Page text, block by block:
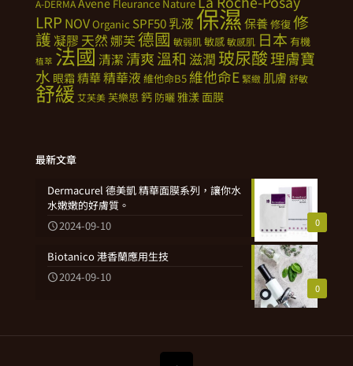
A-DERMAAvene Fleurance Nature
LRP NOVOrganic SPF50乳液 保濕保養修復修
護凝膠 天然娜芙德國 敏弱肌敏感敏感肌 日本 有機
植萃 法國清潔 清爽溫和 滋潤 玻尿酸理膚寶
水 眼霜 精華精華液 維他命B5 維他命E 緊緻 肌膚 舒敏
舒緩 艾芙美芙樂思鈣 防曬雅漾面膜
最新文章
0
Dermacurel 德美凱 精華面膜系列，讓你水
水嫩嫩的好膚質。
2024-09-10
0
Biotanico 港香蘭應用生技
2024-09-10